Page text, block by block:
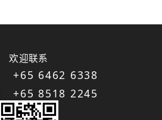
欢迎联系
+65 6462 6338
+65 8518 2245